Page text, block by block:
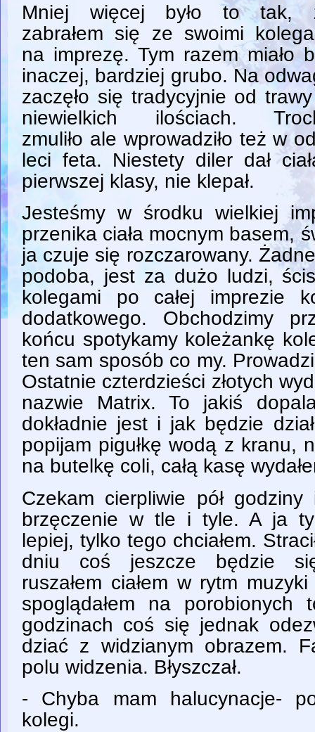
Mniej więcej było to tak,
zabrałem się ze swoimi
na imprezę. Tym razem miało
inaczej, bardziej grubo. Na
zaczęło się tradycyjnie od
niewielkich ilościach.
zmuliło ale wprowadziło też w
leci feta. Niestety diler dał
pierwszej klasy, nie klepał.
Jesteśmy w środku wielkiej
przenika ciała mocnym basem,
ja czuje się rozczarowany.
podoba, jest za dużo ludzi,
kolegami po całej imprezie
dodatkowego. Obchodzimy
końcu spotykamy koleżankę
ten sam sposób co my.
Ostatnie czterdzieści złotych
nazwie Matrix. To jakiś
dokładnie jest i jak będzie
popijam pigułkę wodą z kranu,
na butelkę coli, całą kasę
Czekam cierpliwie pół
brzęczenie w tle i tyle. A ja
lepiej, tylko tego chciałem.
dniu coś jeszcze będzie
ruszałem ciałem w rytm
spoglądałem na porobionych
godzinach coś się jednak
dziać z widzianym obrazem.
polu widzenia. Błyszczał.
- Chyba mam halucynacje-
kolegi.